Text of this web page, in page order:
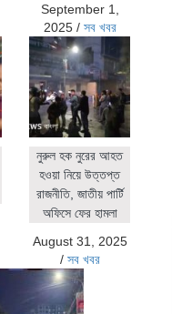
September 1,
2025/ সব খবর
নুরুল হক নুরের আহত
হওয়া নিয়ে উত্তপ্ত
রাজনীতি, জাতীয় পার্টি
অফিসে ফের হামলা
August 31, 2025
/ সব খবর